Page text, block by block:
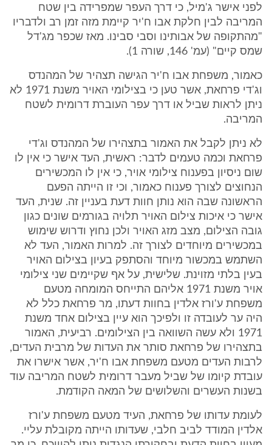
לפני אישר ג'מיל, כי דרך העפר שמפרידה בין שטח
המריבה לבין חלקת אבו ח'יר קיימת מזה זמן רב ולדבריו
"מהתקופה של אבותינו וסבי סבינו. מאז שכפר מג'דל
שמס קיים" (עמ' 146, שורה 1).
כאמור, משפחת אבו ח'יר הגישה תצהיר של המהנדס
וג'די פרחאת, אשר טען כי בצילומי האויר משנת 1971 לא
ניתן לראות שביל או דרך עפר העוברת דרומית לשטח
המריבה.
לא ניתן לקבל את האמור בתצהירו של המהנדס וג'די
פרחאת וכמה טעמים לדבר: ראשית, העד אישר כי אין לו
שום ניסיון בפענוח צילומי אויר, כי אין לו המכשירים
הנחוצים לצורך פענוח כאמור, וכי זו הייתה הפעם
הראשונה שבה הוא נותן חוות דעת בעניין זה. שנית, העד
אישר כי איכות צילום האויר תלויה בגורמים שונים כגון
גובה הצילום, מצב מזג האויר ולכן נחוץ ודרוש שימוש
במכשירים מיוחדים לצורך זה. למרות האמור, העד לא
השתמש במכשור מיוחד והסתפק בעיון בצילום האויר
בעין בלתי מזוינת. שלישית, על אף שקיימים שני צילומי
אויר משנת 1971 אליהם התייחס המומחה מטעם
משפחת ע'ורז אלדין בחוות דעתו, מר פרחאת כלל לא
היה ער לעובדה זו ולפיכך הוא עיין בצילום אחד משנת
1971 ולא עשה השוואה בין הצילומים. רביעית, האמור
בתצהירו של פרחאת סותר את העדות של מרבית העדים,
לרבות העדים מטעם משפחת אבו ח'יר, אשר אישרו את
עובדת קיומו של שביל מעבר דרומית לשטח המריבה עוד
בשנות העשרים והשלושים של המאה הקודמת.
לעומת עדותו של פרחאת, העיד מטעם משפחת ע'ורז
אלדין המודד לביב חלבי, שעדותו הייתה מקובלת עליי.